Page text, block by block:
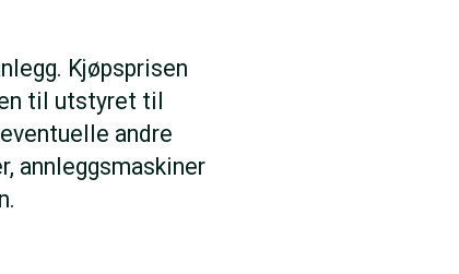
Kjøpsprisen
til utstyret til
andre
annleggsmaskiner